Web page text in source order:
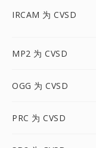
IRCAM 为 CVSD
MP2 为 CVSD
OGG 为 CVSD
PRC 为 CVSD